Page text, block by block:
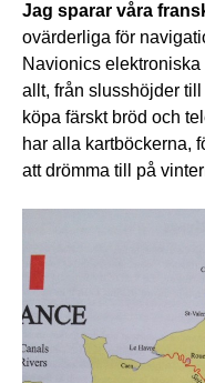
Jag sparar våra
ovärderliga för
Navionics
allt, från slusshöjder
köpa färskt bröd och
har alla kartböckerna,
att drömma till på